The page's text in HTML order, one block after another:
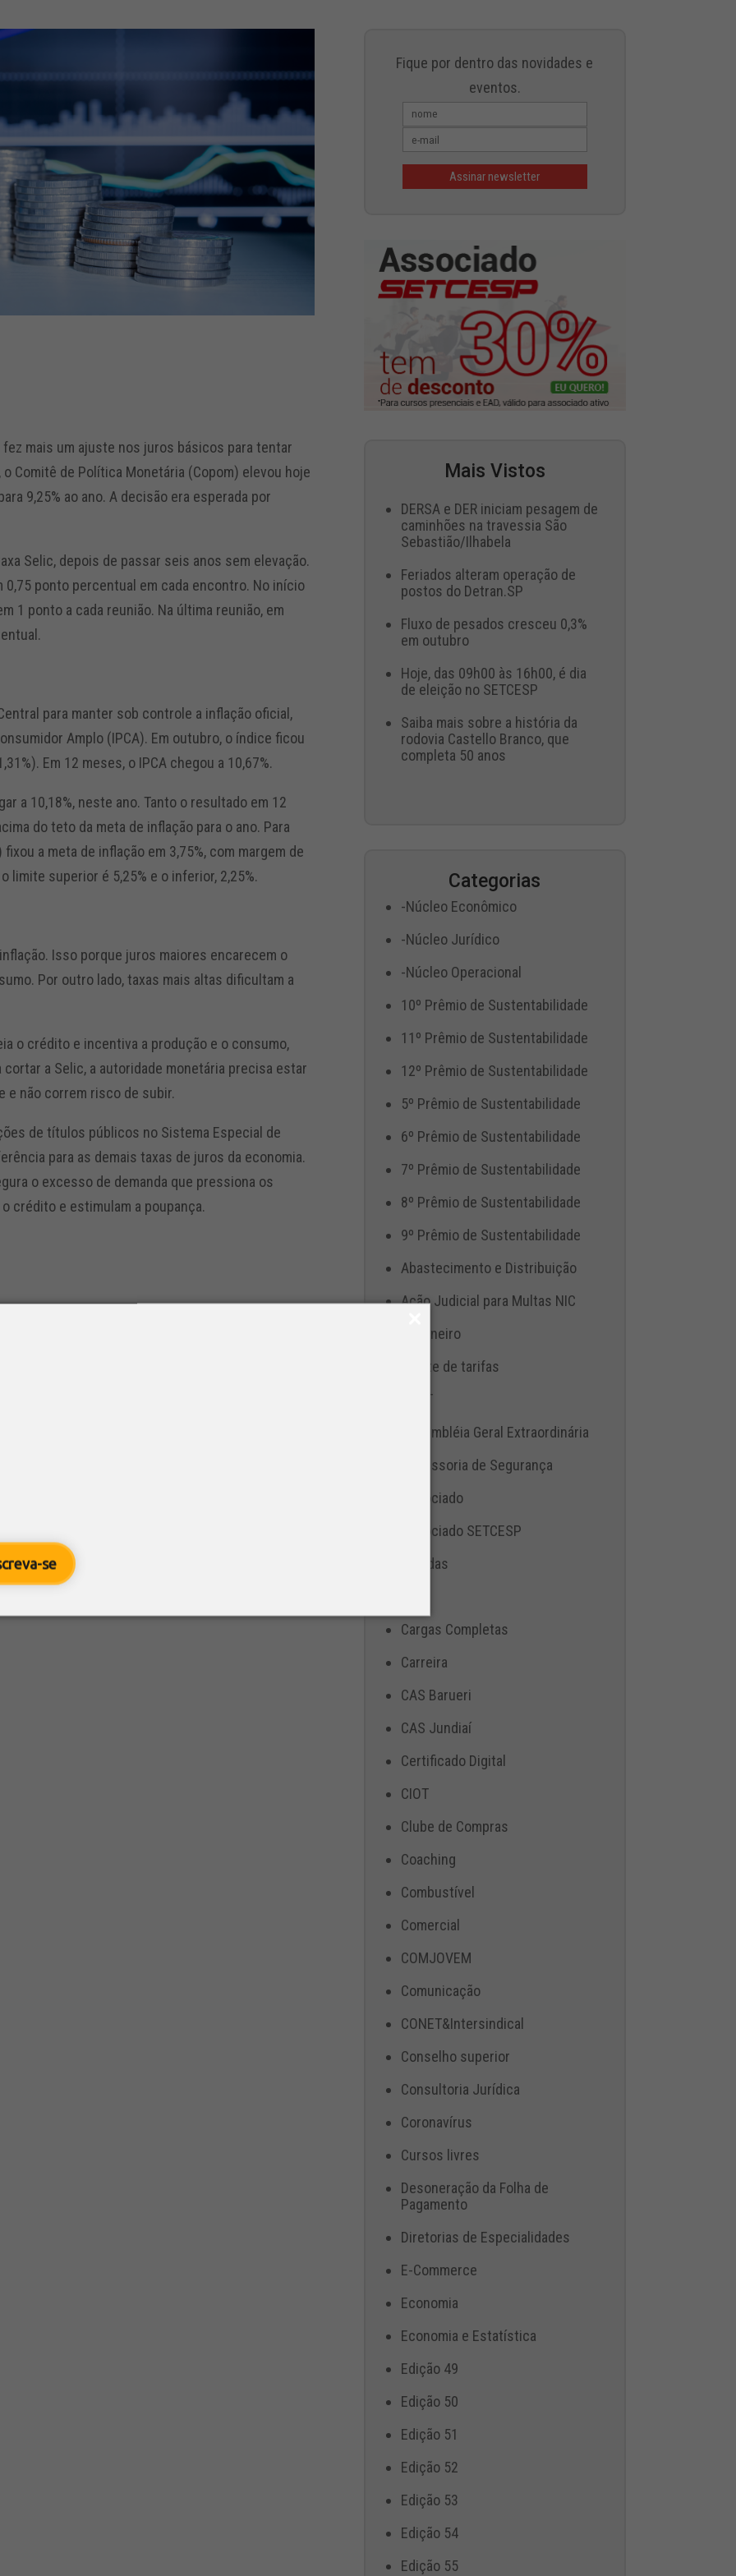
se
mais um ajuste nos juros básicos para tentar
Comitê de Política Monetária (Copom) elevou hoje
9,25% ao ano. A decisão era esperada por
Selic, depois de passar seis anos sem elevação.
0,75 ponto percentual em cada encontro. No início
1 ponto a cada reunião. Na última reunião, em
para manter sob controle a inflação oficial,
Amplo (IPCA). Em outubro, o índice ficou
Em 12 meses, o IPCA chegou a 10,67%.
a 10,18%, neste ano. Tanto o resultado em 12
do teto da meta de inflação para o ano. Para
a meta de inflação em 3,75%, com margem de
limite superior é 5,25% e o inferior, 2,25%.
Isso porque juros maiores encarecem o
Por outro lado, taxas mais altas dificultam a
o crédito e incentiva a produção e o consumo,
a Selic, a autoridade monetária precisa estar
e não correm risco de subir.
de títulos públicos no Sistema Especial de
para as demais taxas de juros da economia.
o excesso de demanda que pressiona os
crédito e estimulam a poupança.
Fique por dentro das novidades e
eventos.
Mais Vistos
DERSA e DER iniciam pesagem de
caminhões na travessia São
Sebastião/Ilhabela
Feriados alteram operação de
postos do Detran.SP
Fluxo de pesados cresceu 0,3%
em outubro
Hoje, das 09h00 às 16h00, é dia
de eleição no SETCESP
Saiba mais sobre a história da
rodovia Castello Branco, que
completa 50 anos
Categorias
-Núcleo Econômico
-Núcleo Jurídico
-Núcleo Operacional
10º Prêmio de Sustentabilidade
11º Prêmio de Sustentabilidade
12º Prêmio de Sustentabilidade
5º Prêmio de Sustentabilidade
6º Prêmio de Sustentabilidade
7º Prêmio de Sustentabilidade
8º Prêmio de Sustentabilidade
9º Prêmio de Sustentabilidade
Abastecimento e Distribuição
Ação Judicial para Multas NIC
Aduaneiro
Ajuste de tarifas
ANTT
Assembléia Geral Extraordinária
Assessoria de Segurança
Associado
Associado SETCESP
Bebidas
Cargas Completas
Carreira
CAS Barueri
CAS Jundiaí
Certificado Digital
CIOT
Clube de Compras
Coaching
Combustível
Comercial
COMJOVEM
Comunicação
CONET&Intersindical
Conselho superior
Consultoria Jurídica
Coronavírus
Cursos livres
Desoneração da Folha de
Pagamento
Diretorias de Especialidades
E-Commerce
Economia
Economia e Estatística
Edição 49
Edição 50
Edição 51
Edição 52
Edição 53
Edição 54
Edição 55